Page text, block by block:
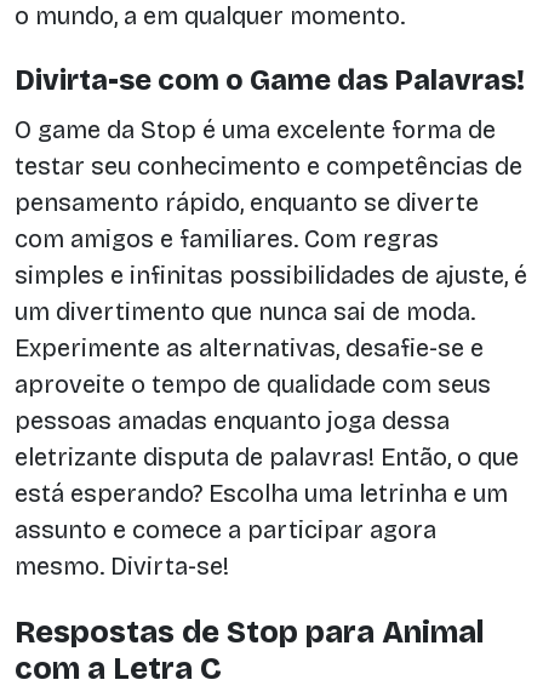
o mundo, a em qualquer momento.
Divirta-se com o Game das Palavras!
O game da Stop é uma excelente forma de
testar seu conhecimento e competências de
pensamento rápido, enquanto se diverte
com amigos e familiares. Com regras
simples e infinitas possibilidades de ajuste, é
um divertimento que nunca sai de moda.
Experimente as alternativas, desafie-se e
aproveite o tempo de qualidade com seus
pessoas amadas enquanto joga dessa
eletrizante disputa de palavras! Então, o que
está esperando? Escolha uma letrinha e um
assunto e comece a participar agora
mesmo. Divirta-se!
Respostas de Stop para Animal
com a Letra C